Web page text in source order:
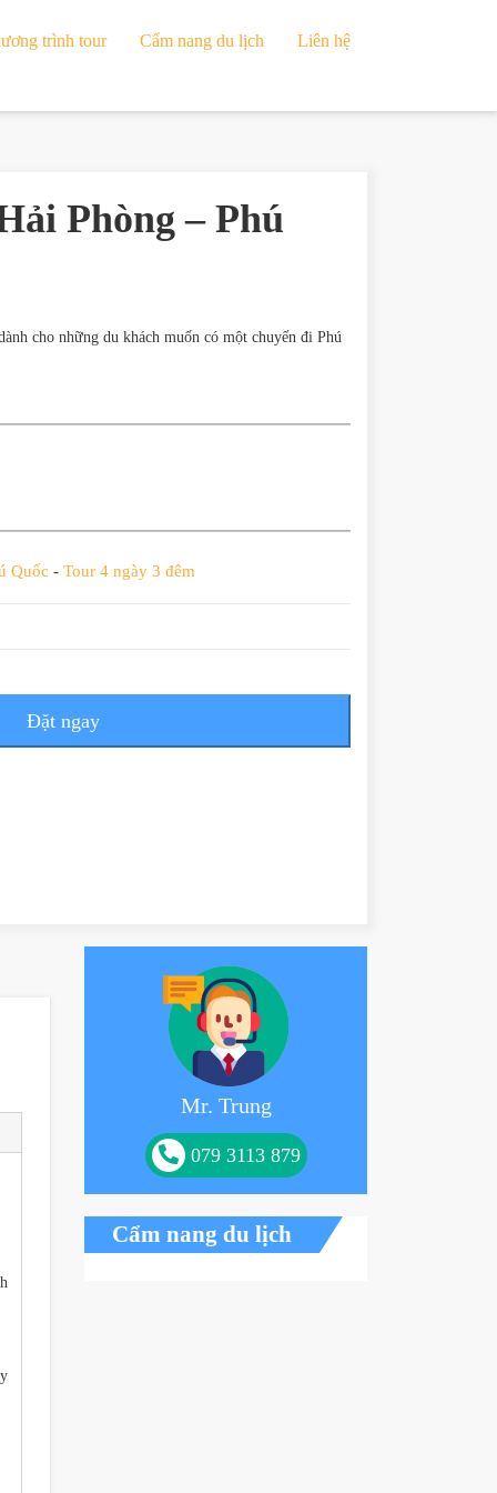
trình tour Cẩm nang du lịch Liên hệ
Phòng – Phú
cho những du khách muốn có một chuyến đi Phú
Quốc - Tour 4 ngày 3 đêm
Đặt ngay
Mr. Trung
079 3113 879
Cẩm nang du lịch